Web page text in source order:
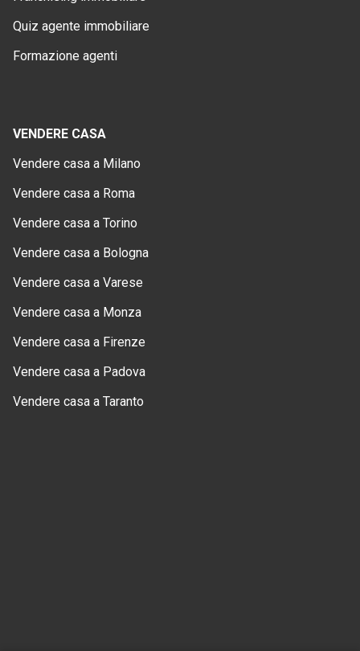
Quiz agente immobiliare
Formazione agenti
VENDERE CASA
Vendere casa a Milano
Vendere casa a Roma
Vendere casa a Torino
Vendere casa a Bologna
Vendere casa a Varese
Vendere casa a Monza
Vendere casa a Firenze
Vendere casa a Padova
Vendere casa a Taranto